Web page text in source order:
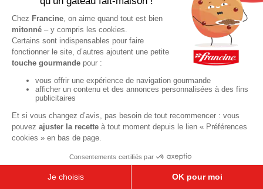
Gnocchis
maison à la
sauce tomate
de ma grand-
mère